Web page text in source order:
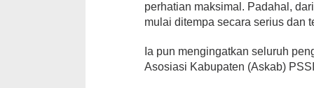
perhatian maksimal. Padahal,
mulai ditempa secara serius dan
Ia pun mengingatkan seluruh
Asosiasi Kabupaten (Askab)